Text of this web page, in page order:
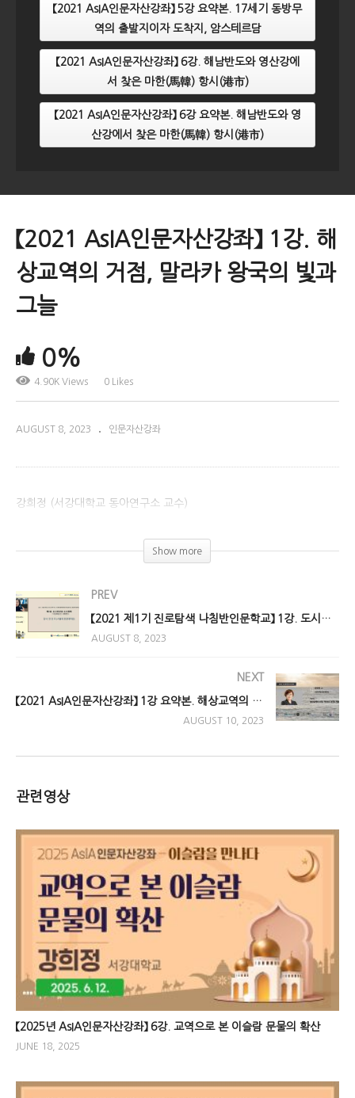
【2021 AsIA인문자산강좌】 5강 요약본. 17세기 동방무
역의 출발지이자 도착지, 암스테르담
【2021 AsIA인문자산강좌】 6강. 해남반도와 영산강에
서 찾은 마한(馬韓) 항시(港市)
【2021 AsIA인문자산강좌】 6강 요약본. 해남반도와 영
산강에서 찾은 마한(馬韓) 항시(港市)
【2021 AsIA인문자산강좌】 1강. 해
상교역의 거점, 말라카 왕국의 빛과
그늘
0%
4.90K Views 0 Likes
AUGUST 8, 2023 인문자산강좌
강희정 (서강대학교 동아연구소 교수)
Show more
PREV
【2021 제1기 진로탐색 나침반인문학교】 1강. 도시연구와 도시계획: 다문화공간 사례연구
AUGUST 8, 2023
NEXT
【2021 AsIA인문자산강좌】 1강 요약본. 해상교역의 거점, 말라카 왕국의 빛과 그늘
AUGUST 10, 2023
관련영상
【2025년 AsIA인문자산강좌】 6강. 교역으로 본 이슬람 문물의 확산
JUNE 18, 2025